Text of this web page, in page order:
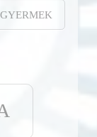
GYERMEK